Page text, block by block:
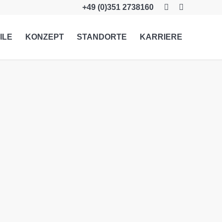
+49 (0)351 2738160
KONZEPT STANDORTE KARRIERE